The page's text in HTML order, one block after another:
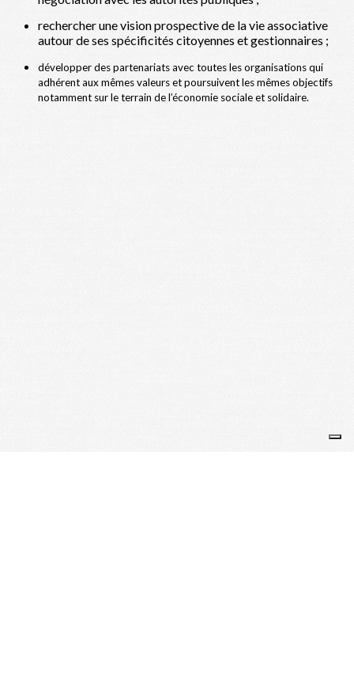
rechercher une vision prospective de la vie associative
autour de ses spécificités citoyennes et gestionnaires ;
développer des partenariats avec toutes les organisations qui
adhérent aux mêmes valeurs et poursuivent les mêmes objectifs
notamment sur le terrain de l’économie sociale et solidaire.